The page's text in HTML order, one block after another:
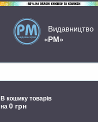
Видавництво
«РМ»
В кошику товарів
на0 грн